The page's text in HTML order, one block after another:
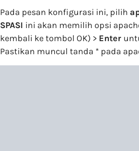
Pada pesan konfigurasi ini, pilih
SPASI ini akan memilih opsi
kembali ke tombol OK) > Enter
Pastikan muncul tanda * pada